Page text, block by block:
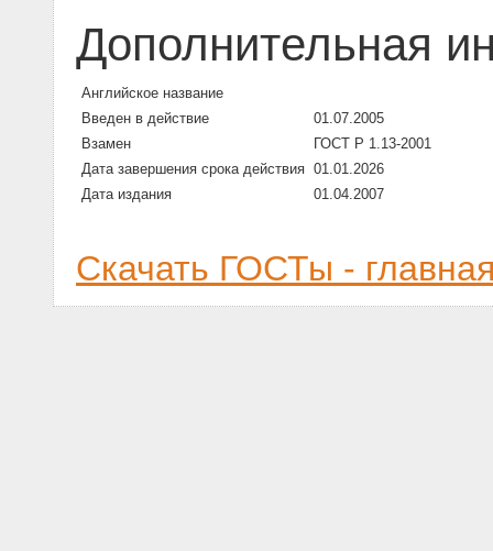
Дополнительная
Английское название
Введен в действие
01.07.2005
Взамен
ГОСТ Р 1.13-2001
Дата завершения срока действия 01.01.2026
Дата издания
01.04.2007
Скачать ГОСТы -